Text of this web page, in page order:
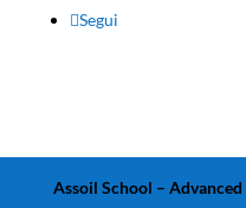
Segui
Assoil School –